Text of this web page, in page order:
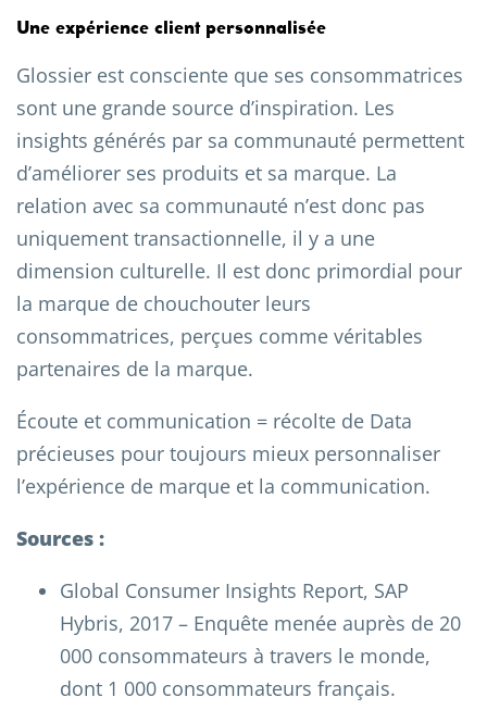
Une expérience client personnalisée
Glossier est consciente que ses consommatrices
sont une grande source d’inspiration. Les
insights générés par sa communauté permettent
d’améliorer ses produits et sa marque. La
relation avec sa communauté n’est donc pas
uniquement transactionnelle, il y a une
dimension culturelle. Il est donc primordial pour
la marque de chouchouter leurs
consommatrices, perçues comme véritables
partenaires de la marque.
Écoute et communication = récolte de Data
précieuses pour toujours mieux personnaliser
l’expérience de marque et la communication.
Sources :
Global Consumer Insights Report, SAP
Hybris, 2017 – Enquête menée auprès de 20
000 consommateurs à travers le monde,
dont 1 000 consommateurs français.